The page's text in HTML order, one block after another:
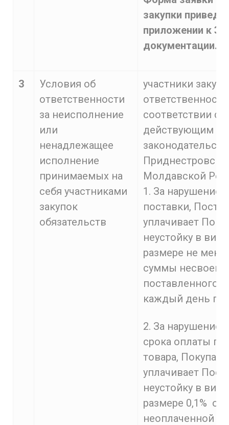
закупки
приложении к
документации.
3
Условия об
ответственности
за неисполнение
или
ненадлежащее
исполнение
принимаемых на
себя участниками
закупок
обязательств
участники
соответствии с
действующим
Молдавской
1. За нарушение
поставки,
уплачивает
неустойку в
размере не
суммы
поставленного
каждый день
2. За нарушение
срока оплаты
товара,
уплачивает
неустойку в
размере 0,1% от
неоплаченной